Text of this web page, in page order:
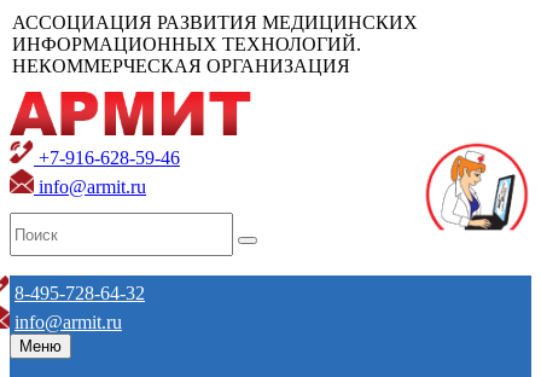
АССОЦИАЦИЯ РАЗВИТИЯ МЕДИЦИНСКИХ
ИНФОРМАЦИОННЫХ ТЕХНОЛОГИЙ.
НЕКОММЕРЧЕСКАЯ ОРГАНИЗАЦИЯ
+7-916-628-59-46
info@armit.ru
8-495-728-64-32
info@armit.ru
Меню